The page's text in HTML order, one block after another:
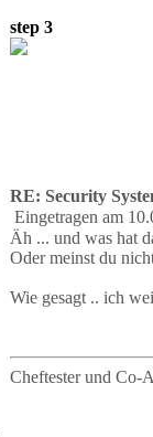
step 3
RE: Security
Eingetragen am
Äh ... und was hat
Oder meinst du
Wie gesagt .. ich
Cheftester und Co-